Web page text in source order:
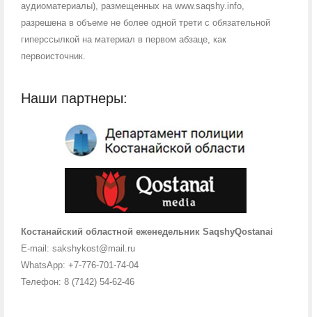
аудиоматериалы), размещенных на www.saqshy.info,
разрешена в объеме не более одной трети с обязательной
гиперссылкой на материал в первом абзаце, как
первоисточник.
Наши партнеры:
Костанайский областной еженедельник SaqshyQostanai
E-mail: sakshykost@mail.ru
WhatsApp: +7-776-701-74-04
Телефон: 8 (7142) 54-62-46